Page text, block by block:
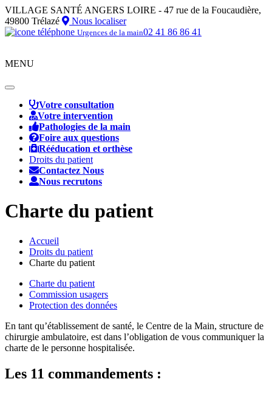
VILLAGE SANTÉ ANGERS LOIRE - 47 rue de la Foucaudière,
49800 Trélazé
Nous localiser
Urgences de la main02 41 86 86 41
MENU
Toggle
navigationVotre consultation
Votre intervention
Pathologies de la main
Foire aux questions
Rééducation et orthèse
Droits du patient
Contactez Nous
Nous recrutons
Charte du patient
Accueil
Droits du patient
Charte du patient
Charte du patient
Commission usagers
Protection des données
En tant qu’établissement de santé, le Centre de la Main, structure de
chirurgie ambulatoire, est dans l’obligation de vous communiquer la
charte de le personne hospitalisée.
Les 11 commandements :